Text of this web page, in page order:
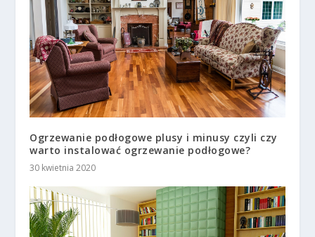
Ogrzewanie podłogowe plusy i minusy czyli czy
warto instalować ogrzewanie podłogowe?
30 kwietnia 2020